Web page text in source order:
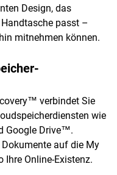
Design, das
passt –
mitnehmen können.
verbindet Sie
wie
Google Drive™.
auf die My
Ihre Online-Existenz.